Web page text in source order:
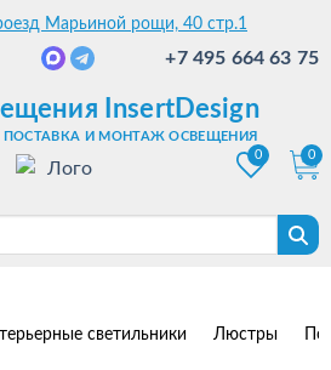
Марьиной рощи, 40 стр.1
+7 495 664 63 75
InsertDesign
ПОСТАВКА И МОНТАЖ ОСВЕЩЕНИЯ
0
0
светильники Люстры